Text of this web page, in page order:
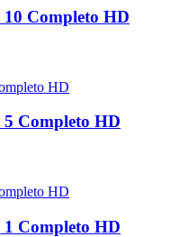
Completo HD
Completo HD
Completo HD